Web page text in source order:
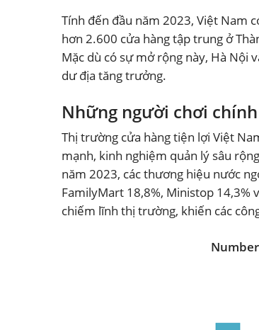
Tính đến đầu năm 2023, Việt Nam
hơn 2.600 cửa hàng tập trung ở
Mặc dù có sự mở rộng này, Hà Nội
dư địa tăng trưởng.
Những người chơi
Thị trường cửa hàng tiện lợi Việt
mạnh, kinh nghiệm quản lý sâu
năm 2023, các thương hiệu nước
FamilyMart 18,8%, Ministop 14,3%
chiếm lĩnh thị trường, khiến các